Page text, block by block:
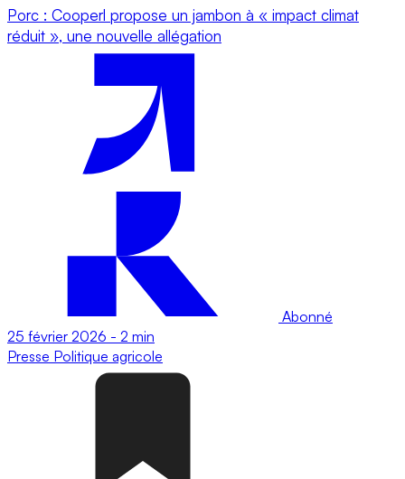
Porc : Cooperl propose un jambon à « impact climat
réduit », une nouvelle allégation
Abonné
25 février 2026 - 2 min
Presse Politique agricole